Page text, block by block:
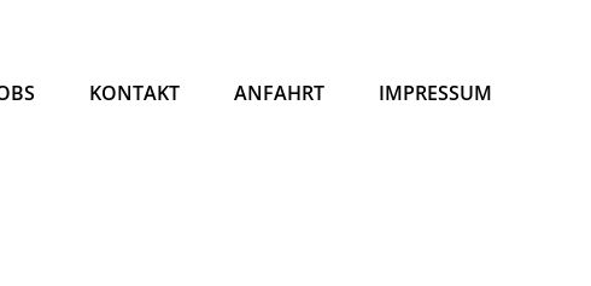
KONTAKT ANFAHRT IMPRESSUM